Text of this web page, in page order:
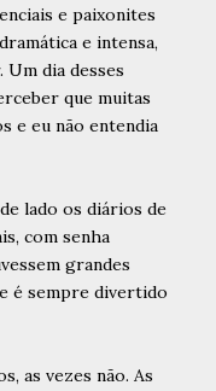
e paixonites
e intensa,
Um dia desses
que muitas
e eu não entendia
lado os diários de
com senha
grandes
é sempre divertido
as vezes não. As